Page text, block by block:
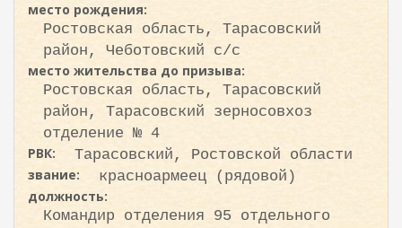
место рождения:
Ростовская область, Тарасовский
район, Чеботовский с/с
место жительства до призыва:
Ростовская область, Тарасовский
район, Тарасовский зерносовхоз
отделение № 4
РВК:
Тарасовский, Ростовской области
звание:
красноармеец (рядовой)
должность:
Командир отделения 95 отдельного